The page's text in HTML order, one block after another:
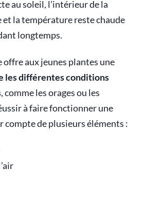
au soleil, l’intérieur de la
et la température reste chaude
longtemps.
offre aux jeunes plantes une
les différentes conditions
, comme les orages ou les
à faire fonctionner une
compte de plusieurs éléments :